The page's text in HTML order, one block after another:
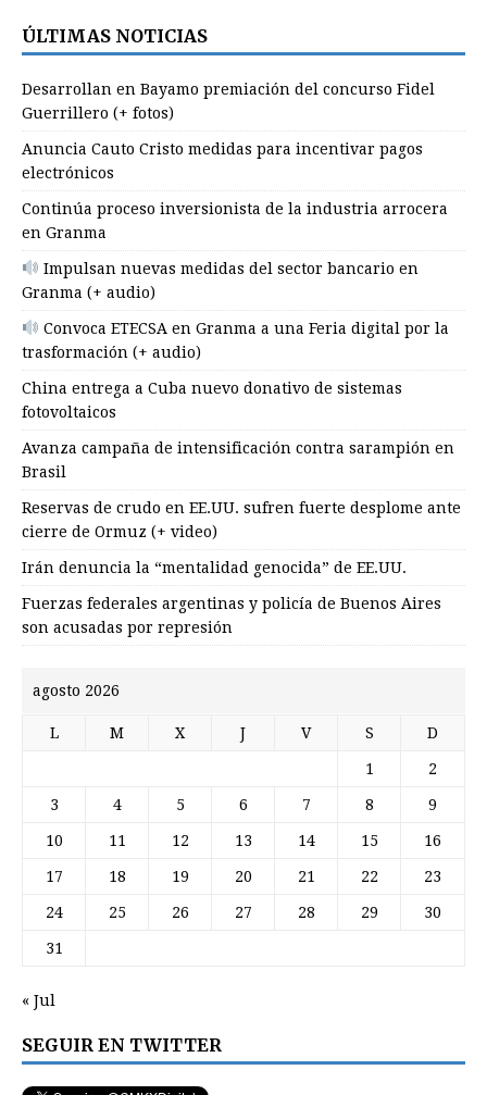
ÚLTIMAS NOTICIAS
Desarrollan en Bayamo premiación del concurso Fidel
Guerrillero (+ fotos)
Anuncia Cauto Cristo medidas para incentivar pagos
electrónicos
Continúa proceso inversionista de la industria arrocera
en Granma
Impulsan nuevas medidas del sector bancario en
Granma (+ audio)
Convoca ETECSA en Granma a una Feria digital por la
trasformación (+ audio)
China entrega a Cuba nuevo donativo de sistemas
fotovoltaicos
Avanza campaña de intensificación contra sarampión en
Brasil
Reservas de crudo en EE.UU. sufren fuerte desplome ante
cierre de Ormuz (+ video)
Irán denuncia la “mentalidad genocida” de EE.UU.
Fuerzas federales argentinas y policía de Buenos Aires
son acusadas por represión
agosto 2026
L M X J V S D
1 2
3 4 5 6 7 8 9
10 11 12 13 14 15 16
17 18 19 20 21 22 23
24 25 26 27 28 29 30
31
« Jul
SEGUIR EN TWITTER